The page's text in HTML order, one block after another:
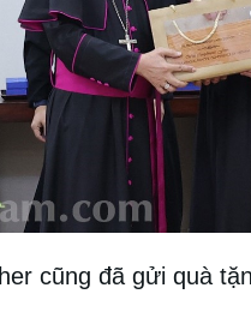
cũng đã gửi quà